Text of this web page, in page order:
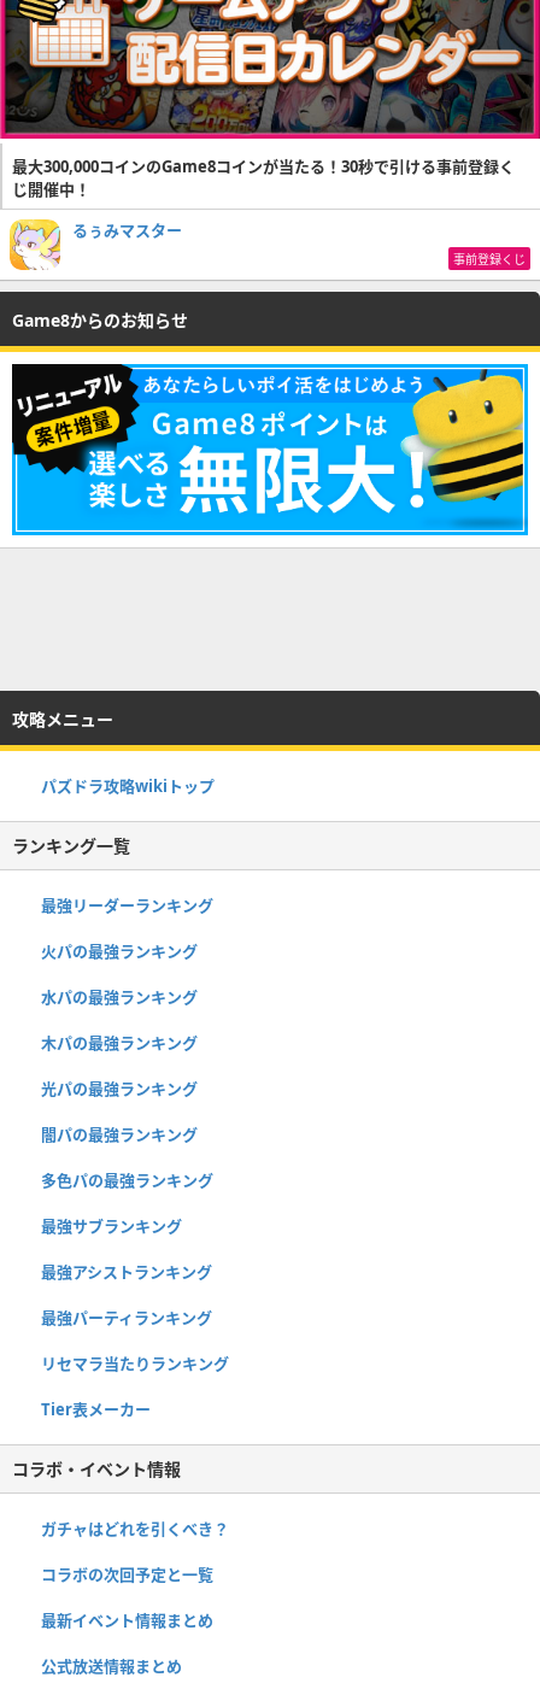
最大300,000コインのGame8コインが当たる！30秒で引ける事前登録く
じ開催中！
るぅみマスター
事前登録くじ
Game8からのお知らせ
攻略メニュー
パズドラ攻略wikiトップ
ランキング一覧
最強リーダーランキング
火パの最強ランキング
水パの最強ランキング
木パの最強ランキング
光パの最強ランキング
闇パの最強ランキング
多色パの最強ランキング
最強サブランキング
最強アシストランキング
最強パーティランキング
リセマラ当たりランキング
Tier表メーカー
コラボ・イベント情報
ガチャはどれを引くべき？
コラボの次回予定と一覧
最新イベント情報まとめ
公式放送情報まとめ